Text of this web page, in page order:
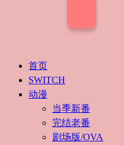
首页
SWITCH
动漫
当季新番
完结老番
剧场版/OVA